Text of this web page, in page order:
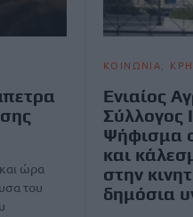
ώρα
του
ΚΟΙΝΩΝΙΑ
Ενιαίος
Σύλλογος
Ψήφισμα
και
στην
δημόσια